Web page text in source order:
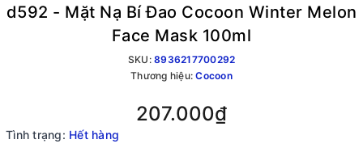
d592 - Mặt Nạ Bí Đao Cocoon Winter Melon
Face Mask 100ml
SKU: 8936217700292
Thương hiệu:Cocoon
207.000₫
Tình trạng: Hết hàng